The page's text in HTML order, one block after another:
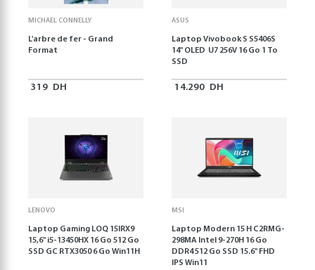
MICHAEL CONNELLY
L'arbre de fer - Grand
Format
319 DH
ASUS
Laptop Vivobook S S5406S
14" OLED U7 256V 16 Go 1 To
SSD
14.290 DH
LENOVO
Laptop Gaming LOQ 15IRX9
15,6'' i5-13450HX 16 Go 512 Go
SSD GC RTX3050 6 Go Win11H
MSI
Laptop Modern 15 H C2RMG-
298MA Intel 9-270H 16 Go
DDR4 512 Go SSD 15.6" FHD
IPS Win11